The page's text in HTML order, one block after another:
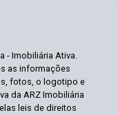
- Imobiliária Ativa.
as informações
fotos, o logotipo e
da ARZ Imobiliária
leis de direitos